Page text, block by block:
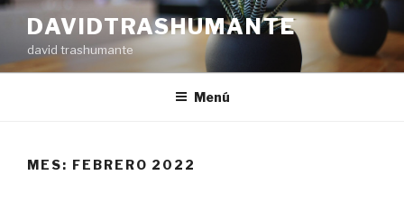
Ir
contenido
DAVIDTRASHUMANTE
david trashumante
Menú
MES: FEBRERO 2022